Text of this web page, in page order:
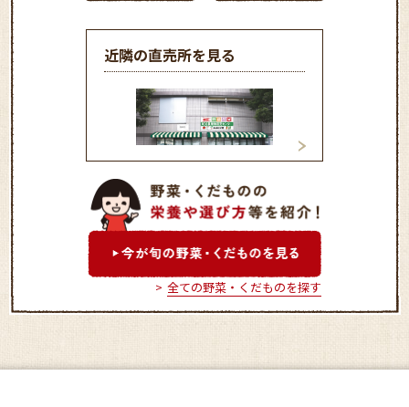
近隣の直売所を見る
和光農産物直売センター
（ふれあい畑）
木崎ぐるめ米ラ
全ての野菜・くだものを探す